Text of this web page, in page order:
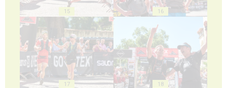
15 16
17 18